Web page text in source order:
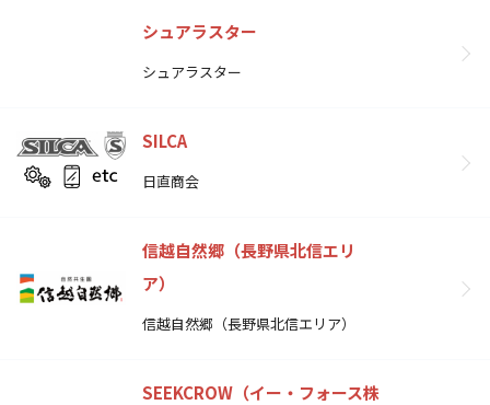
シュアラスター
シュアラスター
SILCA
日直商会
信越自然郷（長野県北信エリ
ア）
信越自然郷（長野県北信エリア）
SEEKCROW（イー・フォース株